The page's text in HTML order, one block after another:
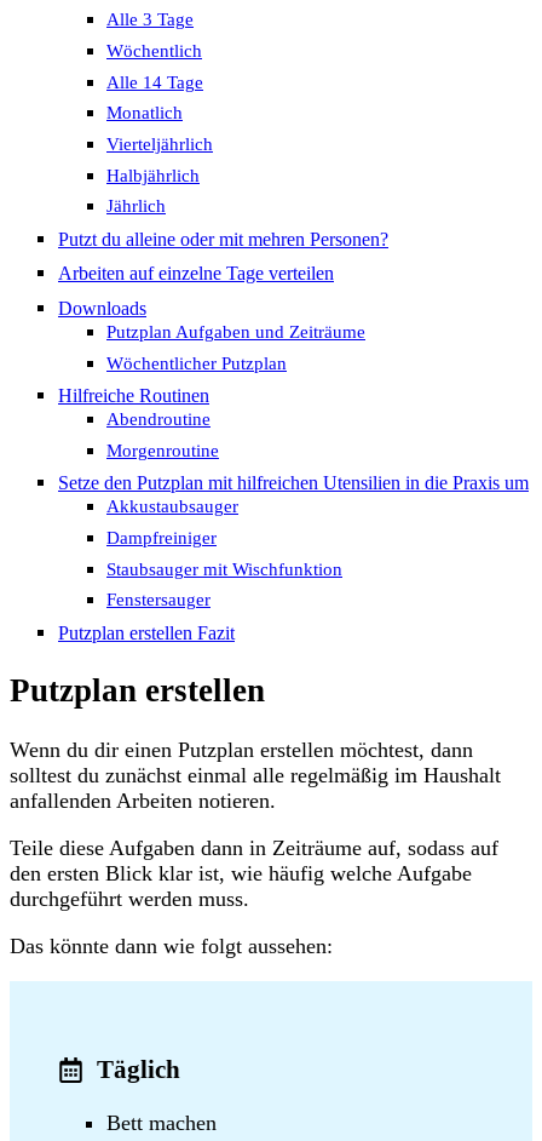
Alle 3 Tage
Wöchentlich
Alle 14 Tage
Monatlich
Vierteljährlich
Halbjährlich
Jährlich
Putzt du alleine oder mit mehren Personen?
Arbeiten auf einzelne Tage verteilen
Downloads
Putzplan Aufgaben und Zeiträume
Wöchentlicher Putzplan
Hilfreiche Routinen
Abendroutine
Morgenroutine
Setze den Putzplan mit hilfreichen Utensilien in die Praxis um
Akkustaubsauger
Dampfreiniger
Staubsauger mit Wischfunktion
Fenstersauger
Putzplan erstellen Fazit
Putzplan erstellen
Wenn du dir einen Putzplan erstellen möchtest, dann
solltest du zunächst einmal alle regelmäßig im Haushalt
anfallenden Arbeiten notieren.
Teile diese Aufgaben dann in Zeiträume auf, sodass auf
den ersten Blick klar ist, wie häufig welche Aufgabe
durchgeführt werden muss.
Das könnte dann wie folgt aussehen:
Täglich
Bett machen